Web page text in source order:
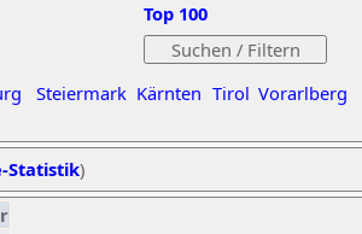
Steiermark Kärnten Tirol Vorarlberg
Top 100
Statistik)